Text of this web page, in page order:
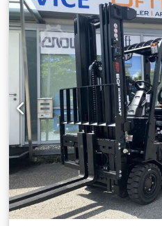
2.110 mm, širina nosača
1.200 mm, masa praznog
2.045 mm, vrsta pogona:
mm
, Elektro 3-kotni viličar
Dkodpezrcwaefx Aqger
vilica: 40 mm ISO klasa: ISO
jarbola: Triplex Tehničko
superelastične Prednje gume
Stražnje gume tip:
dimenzije: 140/55-9 Napon
750Ah Proizvođač baterije:
baterije: 2021 Bočni pomak,
vilica, 3. ventil, 4. ventil,
sprijeda, grijanje, zaštitna
zatvorena kabina,